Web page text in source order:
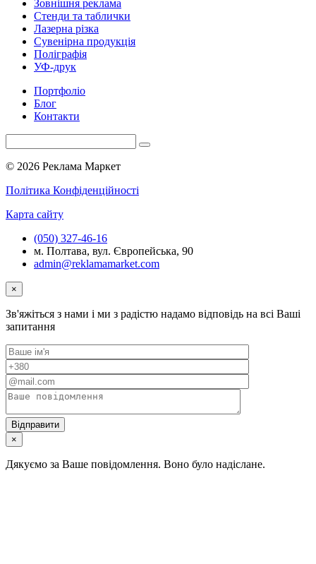
Зовнішня реклама
Стенди та таблички
Лазерна різка
Сувенірна продукція
Поліграфія
УФ-друк
Портфоліо
Блог
Контакти
© 2026 Реклама Маркет
Політика Конфіденційності
Карта сайту
(050) 327-46-16
м. Полтава, вул. Європейська, 90
admin@reklamamarket.com
×
Зв'яжіться з нами і ми з радістю надамо відповідь на всі Ваші
запитання
×
Дякуємо за Ваше повідомлення. Воно було надіслане.